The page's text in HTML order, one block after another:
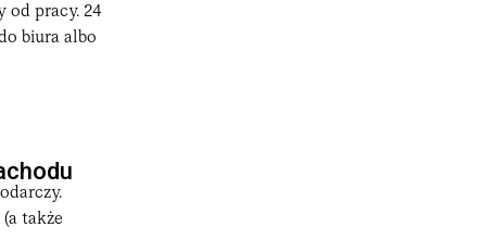
od pracy. 24
biura albo
także